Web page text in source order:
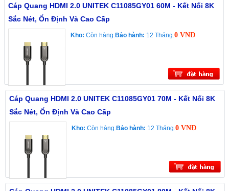
Cáp Quang HDMI 2.0 UNITEK C11085GY01 60M - Kết Nối 8K
Sắc Nét, Ổn Định Và Cao Cấp
Kho: Còn hàng.Bảo hành: 12 Tháng.0 VNĐ
Cáp Quang HDMI 2.0 UNITEK C11085GY01 70M - Kết Nối 8K
Sắc Nét, Ổn Định Và Cao Cấp
Kho: Còn hàng.Bảo hành: 12 Tháng.0 VNĐ